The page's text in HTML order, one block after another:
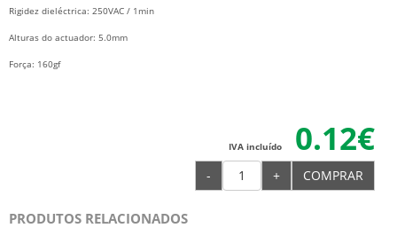
Rigidez dieléctrica: 250VAC / 1min
Alturas do actuador: 5.0mm
Força: 160gf
0.12€
IVA incluído
- + COMPRAR
PRODUTOS RELACIONADOS